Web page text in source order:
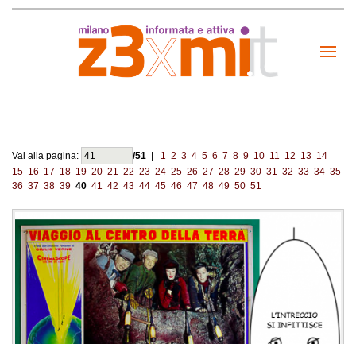
Vai alla pagina: /51 1 2 3 4 5 6 7 8 9 10 11 12 13 14
15 16 17 18 19 20 21 22 23 24 25 26 27 28 29 30 31 32 33 34 35
36 37 38 39 40 41 42 43 44 45 46 47 48 49 50 51